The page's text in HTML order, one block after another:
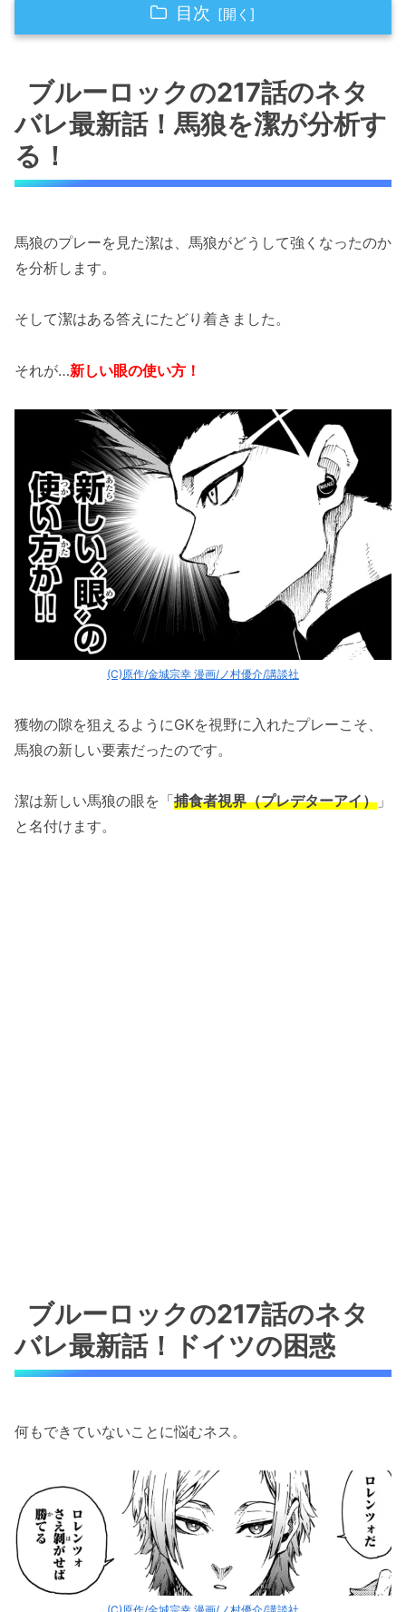
目次
を潔が分析する！
ブルーロックの217話のネタバレ最新話！ドイ
ツの困惑
ブルーロックの217話のネタバレ最新話！二子
「ブルーロックの217話のネタバレ最新話！二
子が覚醒！？」まとめ
ブルーロックの217話のネタ
バレ最新話！馬狼を潔が分析す
る！
馬狼のプレーを見た潔は、馬狼がどうして強くなったのか
を分析します。
そして潔はある答えにたどり着きました。
それが…新しい眼の使い方！
(C)原作/金城宗幸 漫画/ノ村優介/講談社
獲物の隙を狙えるようにGKを視野に入れたプレーこそ、
馬狼の新しい要素だったのです。
潔は新しい馬狼の眼を「捕食者視界（プレデターアイ） 」
と名付けます。
ブルーロックの217話のネタ
バレ最新話！ドイツの困惑
何もできていないことに悩むネス。